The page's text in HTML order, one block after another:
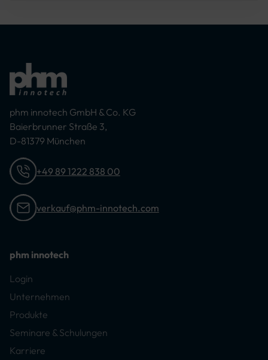
phm innotech GmbH & Co. KG
Baierbrunner Straße 3,
D-81379 München
+49 89 1222 838 00
verkauf@phm-innotech.com
phm innotech
Login
Unternehmen
Produkte
Seminare & Schulungen
Karriere